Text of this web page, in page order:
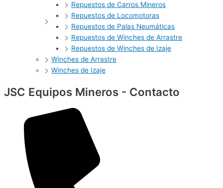
Repuestos de Carros Mineros
Repuestos de Locomotoras
Repuestos de Palas Neumáticas
Repuestos de Winches de Arrastre
Repuestos de Winches de Izaje
Winches de Arrastre
Winches de Izaje
JSC Equipos Mineros - Contacto